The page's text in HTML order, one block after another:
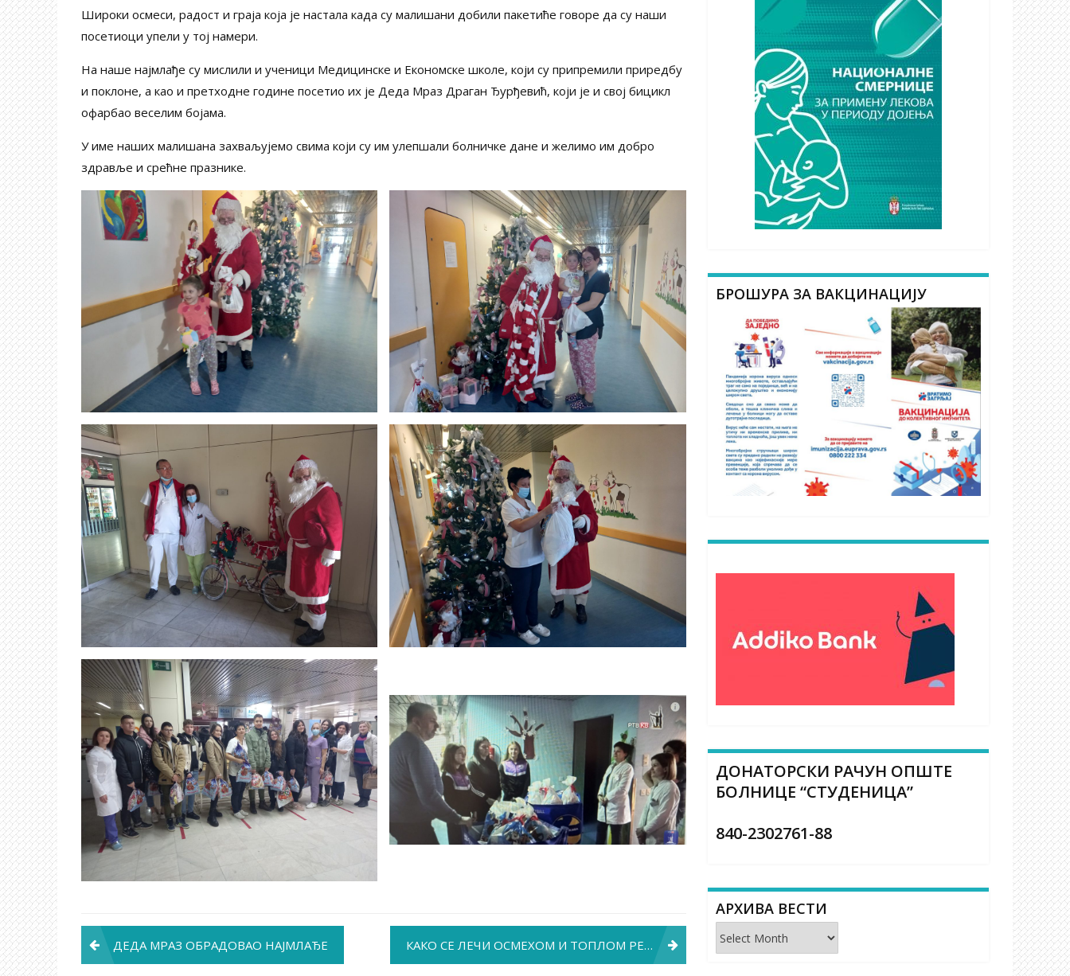
Широки осмеси, радост и граја која је настала када су малишани добили пакетиће говоре да су наши
посетиоци упели у тој намери.
На наше најмлађе су мислили и ученици Медицинске и Економске школе, који су припремили приредбу
и поклоне, а као и претходне године посетио их је Деда Мраз Драган Ђурђевић, који је и свој бицикл
офарбао веселим бојама.
У име наших малишана захваљујемо свима који су им улепшали болничке дане и желимо им добро
здравље и срећне празнике.
PostДЕДА МРАЗ ОБРАДОВАО НАЈМЛАЂЕ КАКО СЕ ЛЕЧИ ОСМЕХОМ И ТОПЛОМ РЕЧЈУ
БРОШУРА ЗА ВАКЦИНАЦИЈУ
ДОНАТОРСКИ РАЧУН ОПШТЕ
БОЛНИЦЕ “СТУДЕНИЦА”
840-2302761-88
АРХИВА ВЕСТИ
Архива
вести